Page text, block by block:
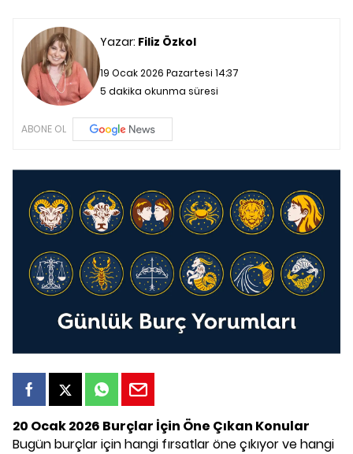
Yazar: Filiz Özkol
19 Ocak 2026 Pazartesi 14:37
5 dakika okunma süresi
ABONE OL
20 Ocak 2026 Burçlar İçin Öne Çıkan Konular
Bugün burçlar için hangi fırsatlar öne çıkıyor ve hangi